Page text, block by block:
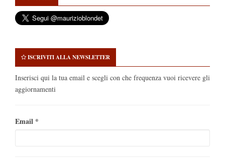
ISCRIVITI ALLA NEWSLETTER
Inserisci qui la tua email e scegli con che frequenza vuoi ricevere gli
aggiornamenti
Email *